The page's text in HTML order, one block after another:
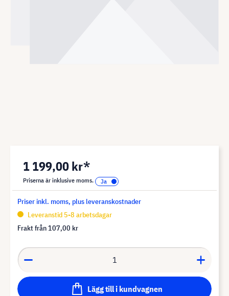
1 199,00 kr*
Priserna är inklusive moms.
Priser inkl. moms, plus leveranskostnader
Leveranstid 5-8 arbetsdagar
Frakt från 107,00 kr
Lägg till i kundvagnen